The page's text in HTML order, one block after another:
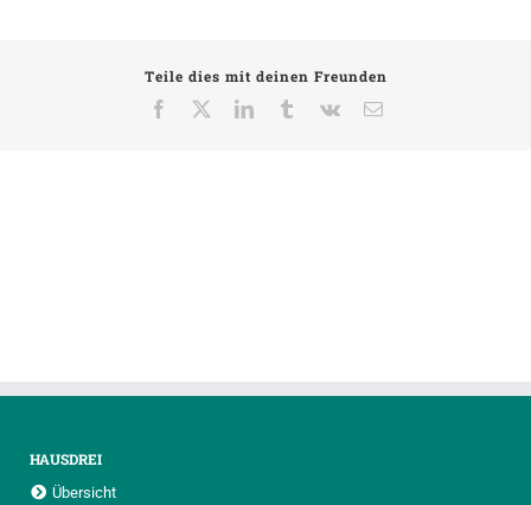
Teile dies mit deinen Freunden
Facebook
LinkedInTumblrVk
E-
HAUSDREI
Übersicht